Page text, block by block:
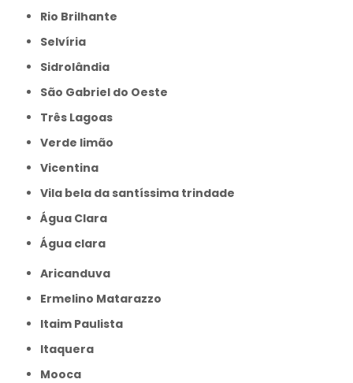
Rio Brilhante
Selvíria
Sidrolândia
São Gabriel do Oeste
Três Lagoas
Verde limão
Vicentina
Vila bela da santíssima trindade
Água Clara
Água clara
Aricanduva
Ermelino Matarazzo
Itaim Paulista
Itaquera
Mooca